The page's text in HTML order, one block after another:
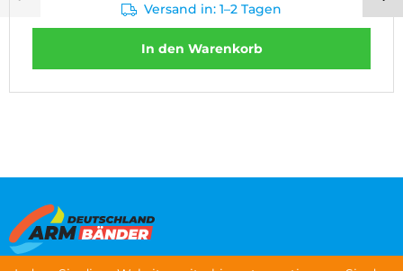
Versand in: 1–2 Tagen
In den Warenkorb